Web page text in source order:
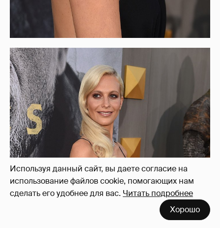
Используя данный сайт, вы даете согласие на
использование файлов cookie, помогающих нам
сделать его удобнее для вас. Читать подробнее
Хорошо